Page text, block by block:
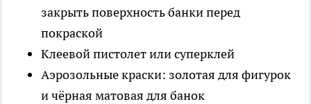
закрыть поверхность банки перед
покраской
Клеевой пистолет или суперклей
Аэрозольные краски: золотая для фигурок
и чёрная матовая для банок